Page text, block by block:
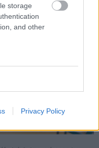
storage
and other
Privacy Policy